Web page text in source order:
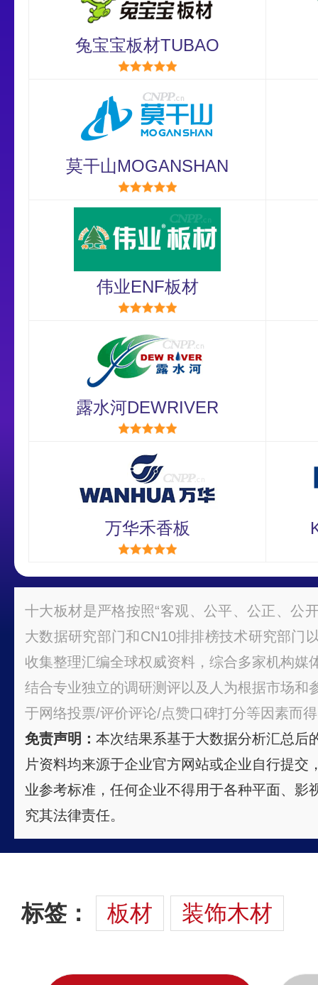
兔宝宝板材TUBAO
莫干山MOGANSHAN
伟业ENF板材
露水河DEWRIVER
万华禾香板
十大板材是严格按照“客观、公平、公正、公
大数据研究部门和CN10排排榜技术研究部门
收集整理汇编全球权威资料，综合多家机构媒
结合专业独立的调研测评以及人为根据市场和
于网络投票/评价评论/点赞口碑打分等因素而
免责声明： 本次结果系基于大数据分析汇总后
片资料均来源于企业官方网站或企业自行提交
业参考标准，任何企业不得用于各种平面、影
究其法律责任。
标签： 板材 装饰木材